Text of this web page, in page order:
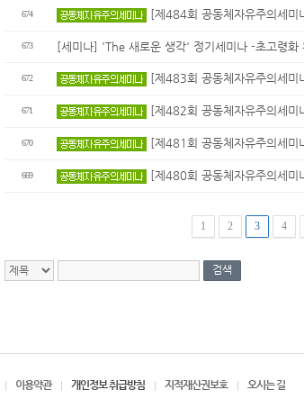
674 [제484회 공동체자유주의세
673 [세미나] 'The 새로운 생각' 정기세미나 -초고령화
672 [제483회 공동체자유주의세미
671 [제482회 공동체자유주의세
670 [제481회 공동체자유주의세
669 [제480회 공동체자유주의세
1 2 3 4
이용약관 개인정보 취급방침 지적재산권보호 오시는 길